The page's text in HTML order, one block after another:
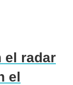
el radar
el